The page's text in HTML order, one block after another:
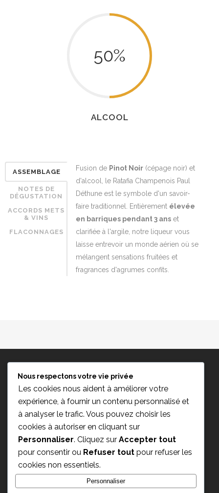
50%
ALCOOL
ASSEMBLAGE
NOTES DE
DÉGUSTATION
ACCORDS METS
& VINS
FLACONNAGES
Fusion de Pinot Noir (cépage noir) et
d'alcool, le Ratafia Champenois Paul
Déthune est le symbole d'un savoir-
faire traditionnel. Entièrement élevée
en barriques pendant 3 ans et
clarifiée à l'argile, notre liqueur vous
laisse entrevoir un monde aérien où se
mélangent sensations fruitées et
fragrances d'agrumes confits.
Nous respectons votre vie privée
Les cookies nous aident à améliorer votre
expérience, à fournir un contenu personnalisé et
à analyser le trafic. Vous pouvez choisir les
cookies à autoriser en cliquant sur
Personnaliser. Cliquez sur Accepter tout
pour consentir ou Refuser tout pour refuser les
cookies non essentiels.
Personnaliser